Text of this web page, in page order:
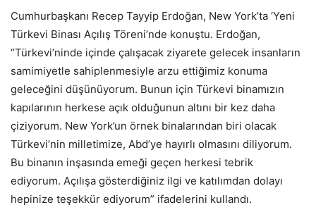
Cumhurbaşkanı Recep Tayyip Erdoğan, New York’ta ‘Yeni
Türkevi Binası Açılış Töreni’nde konuştu. Erdoğan,
“Türkevi’ninde içinde çalışacak ziyarete gelecek insanların
samimiyetle sahiplenmesiyle arzu ettiğimiz konuma
geleceğini düşünüyorum. Bunun için Türkevi binamızın
kapılarının herkese açık olduğunun altını bir kez daha
çiziyorum. New York’un örnek binalarından biri olacak
Türkevi’nin milletimize, Abd’ye hayırlı olmasını diliyorum.
Bu binanın inşasında emeği geçen herkesi tebrik
ediyorum. Açılışa gösterdiğiniz ilgi ve katılımdan dolayı
hepinize teşekkür ediyorum” ifadelerini kullandı.